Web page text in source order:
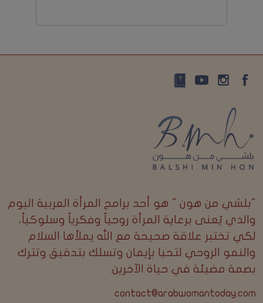
"بلشي من هون " هو أحد برامج المرأة العربية اليوم
والذي يُعنى برعاية المرأة روحياً وفكرياً وسلوكياً،
لكي تختبر علاقة صحيحة مع الله يملأها السلام
والنمو الروحي لتحيا بإيمان وتسلك بتدقيق وتترك
بصمة مضيئة في حياة الآخرين.
contact@arabwomantoday.com